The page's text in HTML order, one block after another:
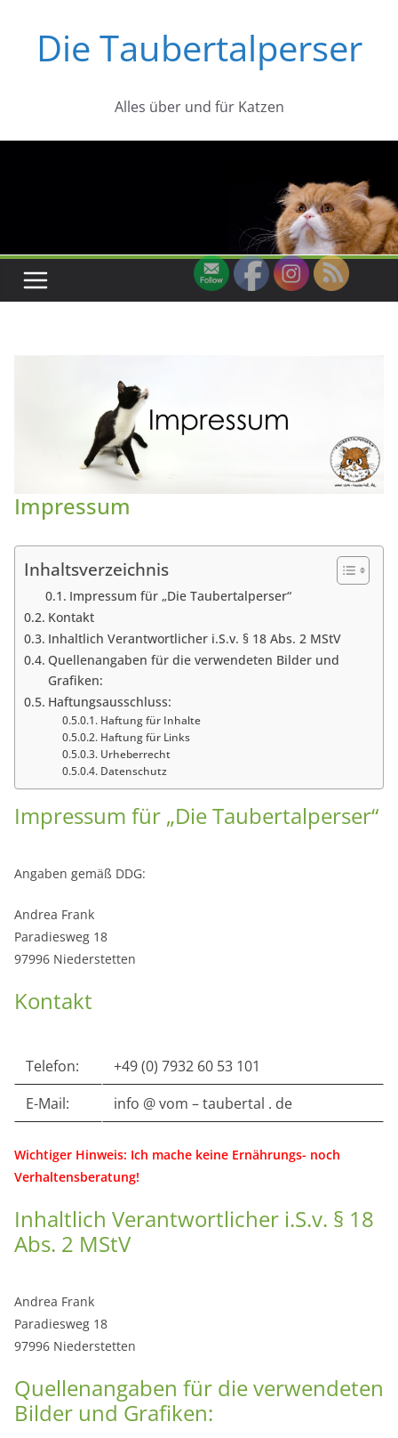
springenDie Taubertalperser
Alles über und für Katzen
Impressum
Inhaltsverzeichnis
Impressum für „Die Taubertalperser“
Kontakt
Inhaltlich Verantwortlicher i.S.v. § 18 Abs. 2 MStV
Quellenangaben für die verwendeten Bilder und
Grafiken:
Haftungsausschluss:
Haftung für Inhalte
Haftung für Links
Urheberrecht
Datenschutz
Impressum für „Die Taubertalperser“
Angaben gemäß DDG:
Andrea Frank
Paradiesweg 18
97996 Niederstetten
Kontakt
Telefon:
+49 (0) 7932 60 53 101
E-Mail:
info @ vom – taubertal . de
Wichtiger Hinweis: Ich mache keine Ernährungs- noch
Verhaltensberatung!
Inhaltlich Verantwortlicher i.S.v. § 18
Abs. 2 MStV
Andrea Frank
Paradiesweg 18
97996 Niederstetten
Quellenangaben für die verwendeten
Bilder und Grafiken: